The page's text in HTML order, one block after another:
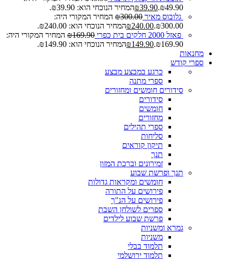
₪49.90.
₪39.90
המחיר הנוכחי הוא: ₪39.90.
גלובוס מאיר
₪300.00
המחיר המקורי היה:
₪300.00.
₪240.00
המחיר הנוכחי הוא: ₪240.00.
פאזל 2000 חלקים בית כפרי
₪169.90
המחיר המקורי היה:
₪169.90.
₪149.90
המחיר הנוכחי הוא: ₪149.90.
מחנאות
ספרי קודש
כרגע במבצע מבצע
ספרי מתנה
סידורים חומשים ומחזורים
סידורים
חומשים
מחזורים
ספרי תהילים
סליחות
תיקון קוראים
תנך
זמירונים וברכת המזון
תנך ופרשת שבוע
חומשים ומקראות גדולות
פירושים על התורה
פירושים על הנ"ך
ספרים לשולחן השבת
פרשת שבוע לילדים
גמרא ומשניות
משניות
תלמוד בבלי
תלמוד ירושלמי